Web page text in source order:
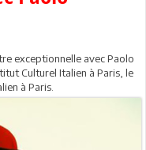
exceptionnelle avec Paolo
Culturel Italien à Paris, le
à Paris.